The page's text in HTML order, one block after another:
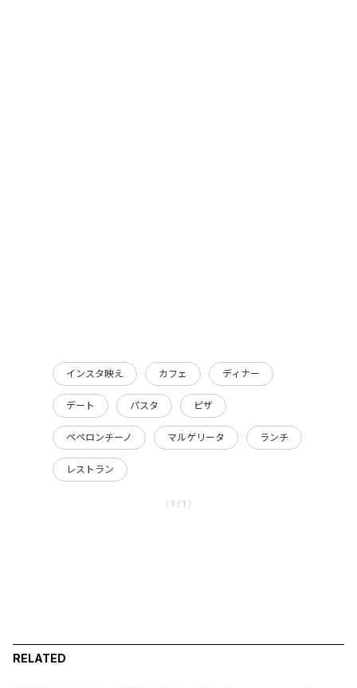
インスタ映え カフェ ディナー
デート パスタ ピザ
ペペロンチーノ マルゲリータ ランチ
レストラン
〈 1 / 1 〉
RELATED